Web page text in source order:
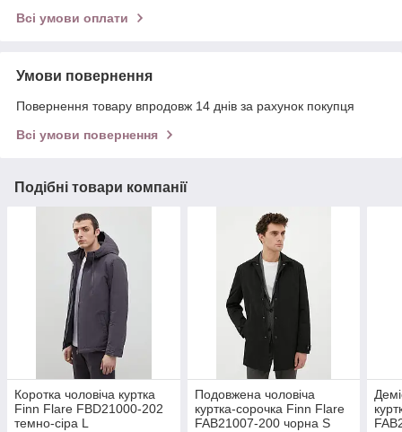
Всі умови оплати
Умови повернення
Повернення товару впродовж 14 днів за рахунок покупця
Всі умови повернення
Подібні товари компанії
Коротка чоловіча куртка
Finn Flare FBD21000-202
темно-сіра L
Подовжена чоловіча
куртка-сорочка Finn Flare
FAB21007-200 чорна S